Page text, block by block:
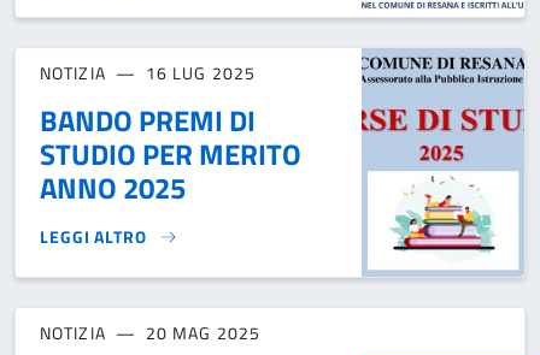
NOTIZIA 16 LUG 2025
BANDO PREMI DI
STUDIO PER MERITO
ANNO 2025
LEGGI ALTRO
BANDO PREMI DI STUDIO PER MERITO ANNO 2025}
NOTIZIA 20 MAG 2025